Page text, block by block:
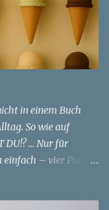
ihrem Aussehen
sie
ihren Gedanken über
sie mit einem
noch in meinen
Zahl, eine
in einem Buch
So wie auf
DU!? … Nur für
einfach – vier Punkte